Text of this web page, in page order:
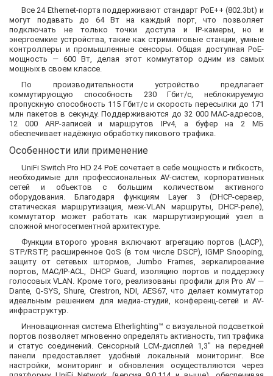
Все 24 Ethernet-порта поддерживают стандарт PoE++ (802.3bt) и
могут подавать до 64 Вт на каждый порт, что позволяет
подключать не только точки доступа и IP-камеры, но и
энергоемкие устройства, такие как стриминговые станции, умные
контроллеры и промышленные сенсоры. Общая доступная PoE-
мощность — 600 Вт, делая этот коммутатор одним из самых
мощных в своем классе.
По производительности устройство предлагает
коммутирующую способность 230 Гбит/с, неблокируемую
пропускную способность 115 Гбит/с и скорость пересылки до 171
млн пакетов в секунду. Поддерживаются до 32 000 MAC-адресов,
12 000 ARP-записей и маршрутов IPv4, а буфер на 2 МБ
обеспечивает надёжную обработку пикового трафика.
Особенности или применение
UniFi Switch Pro HD 24 PoE сочетает в себе мощность и гибкость,
необходимые для профессиональных AV-систем, корпоративных
сетей и объектов с большим количеством активного
оборудования. Благодаря функциям Layer 3 (DHCP-сервер,
статическая маршрутизация, меж-VLAN маршруты, DHCP-реле),
коммутатор может работать как маршрутизирующий узел в
сложной многосегментной архитектуре.
Функции второго уровня включают агрегацию портов (LACP),
STP/RSTP, расширенное QoS (в том числе DSCP), IGMP Snooping,
защиту от сетевых штормов, Jumbo Frames, зеркалирование
портов, MAC/IP-ACL, DHCP Guard, изоляцию портов и поддержку
голосовых VLAN. Кроме того, реализованы профили для Pro AV —
Dante, Q-SYS, Shure, Crestron, NDI, AES67, что делает коммутатор
идеальным решением для медиа-студий, конференц-сетей и AV-
инфраструктур.
Инновационная система Etherlighting™ с визуальной подсветкой
портов позволяет мгновенно определять активность, тип трафика
и статус соединений. Сенсорный LCM-дисплей 1,3″ на передней
панели предоставляет удобный локальный мониторинг. Все
настройки, мониторинг и обновления осуществляются через